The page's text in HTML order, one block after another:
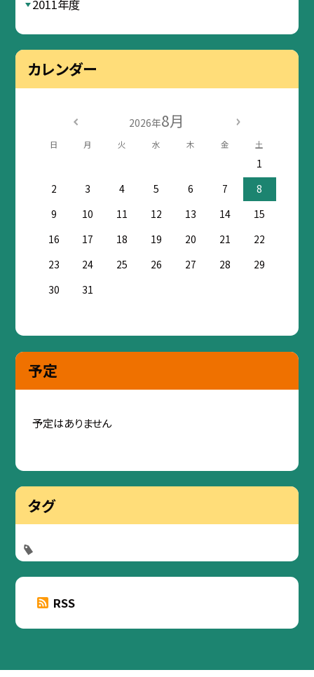
2011年度
カレンダー
2026年8月
日 月 火 水 木 金 土
1
2
3 4 5 6 7
8
9
10 11 12 13 14
15
16
17 18 19 20 21
22
23
24 25 26 27 28
29
30
31
予定
予定はありません
タグ
RSS